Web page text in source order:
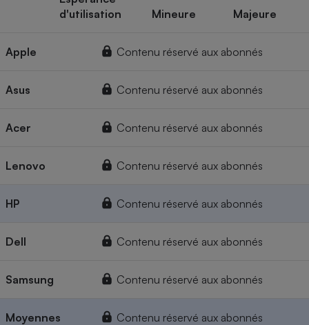
d'utilisation
Mineure Majeure
Apple Contenu réservé aux abonnés
Asus Contenu réservé aux abonnés
Acer Contenu réservé aux abonnés
Lenovo Contenu réservé aux abonnés
HP Contenu réservé aux abonnés
Dell Contenu réservé aux abonnés
Samsung Contenu réservé aux abonnés
Moyennes Contenu réservé aux abonnés